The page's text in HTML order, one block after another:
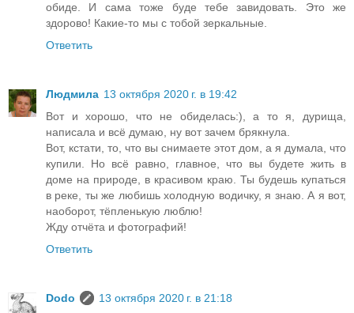
обиде. И сама тоже буде тебе завидовать. Это же
здорово! Какие-то мы с тобой зеркальные.
Ответить
Людмила 13 октября 2020 г. в 19:42
Вот и хорошо, что не обиделась:), а то я, дурища,
написала и всё думаю, ну вот зачем брякнула.
Вот, кстати, то, что вы снимаете этот дом, а я думала, что
купили. Но всё равно, главное, что вы будете жить в
доме на природе, в красивом краю. Ты будешь купаться
в реке, ты же любишь холодную водичку, я знаю. А я вот,
наоборот, тёпленькую люблю!
Жду отчёта и фотографий!
Ответить
Dodo
13 октября 2020 г. в 21:18